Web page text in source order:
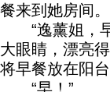
餐来到她房间。
“逸薰姐，早
大眼睛，漂亮
将早餐放在阳台
“早！”